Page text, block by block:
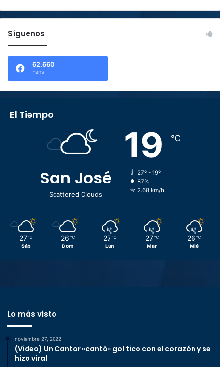
Síguenos
62.660
Fans
El Tiempo
San José
Scattered Clouds
19 ℃
27º - 19º
87%
2.68 km/h
27 ℃
Sáb
26 ℃
Dom
27 ℃
Lun
27 ℃
Mar
26 ℃
Mié
Lo más visto
noviembre 27, 2022
(Video) Un Cantor «cantó» gol tico con el corazón y se
hizo viral